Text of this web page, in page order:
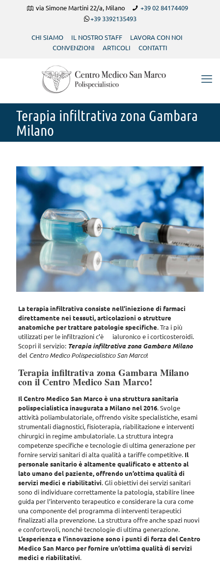
via Simone Martini 22/a, Milano
+39 02 84174409
+39 3392135493
CHI SIAMO IL NOSTRO STAFF
LAVORA CON NOI
CONVENZIONI
ARTICOLI CONTATTI
Terapia infiltrativa zona Gambara
Milano
La terapia infiltrativa consiste nell’iniezione di farmaci
direttamente nei tessuti, articolazioni o strutture
anatomiche per trattare patologie specifiche. Tra i più
utilizzati per le infiltrazioni c’è ialuronico e i corticosteroidi.
Scopri il servizio: Terapia infiltrativa zona Gambara Milano
del Centro Medico Polispecialistico San Marco!
Terapia infiltrativa zona Gambara Milano
con il Centro Medico San Marco!
Il Centro Medico San Marco è una struttura sanitaria
polispecialistica inaugurata a Milano nel 2016. Svolge
attività poliambulatoriale, offrendo visite specialistiche, esami
strumentali diagnostici, fisioterapia, riabilitazione e interventi
chirurgici in regime ambulatoriale. La struttura integra
competenze specifiche e tecnologie di ultima generazione per
fornire servizi sanitari di alta qualità a tariffe competitive. Il
personale sanitario è altamente qualificato e attento al
lato umano del paziente, offrendo un’ottima qualità di
servizi medici e riabilitativi. Gli obiettivi dei servizi sanitari
sono di individuare correttamente la patologia, stabilire linee
guida per l’intervento terapeutico e considerare la cura come
una componente del programma di interventi terapeutici
finalizzati alla prevenzione. La struttura offre anche spazi nuovi
e confortevoli, nonché tecnologie di ultima generazione.
L’esperienza e l’innovazione sono i punti di forza del Centro
Medico San Marco per fornire un’ottima qualità di servizi
medici e riabilitativi.